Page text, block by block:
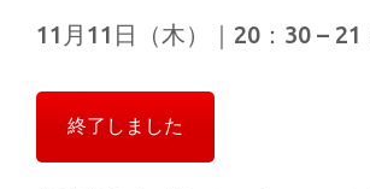
11月11日（木）｜20：30 – 21
終了しました